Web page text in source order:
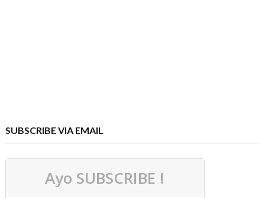
SUBSCRIBE VIA EMAIL
Ayo SUBSCRIBE !